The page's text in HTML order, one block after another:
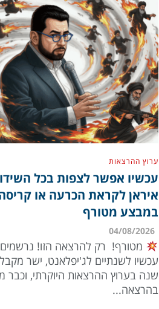
ערוץ ההרצאות
עכשיו אפשר לצפות בכל
איראן לקראת הכרעה או
במבצע מטורף
04/08/2026
מטורף! רק להרצאה הזו!
עכשיו לשנתיים לג'יפלאנט, ישר
שנה בערוץ ההרצאות היוקרתי, וכבר
בהרצאה...